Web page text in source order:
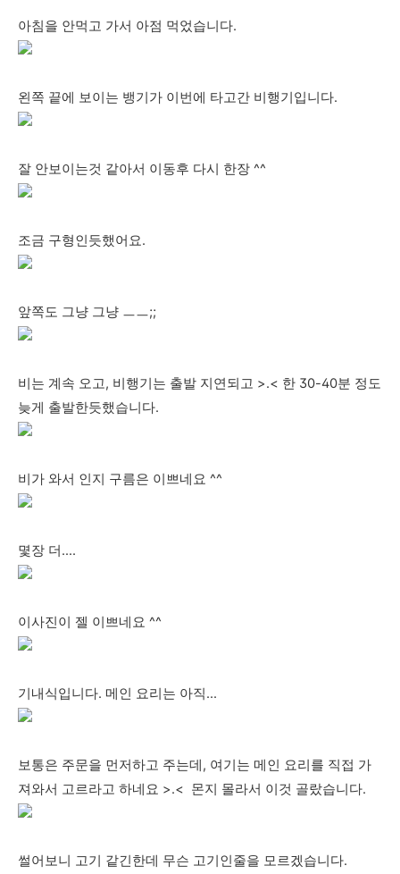
아침을 안먹고 가서 아점 먹었습니다.
왼쪽 끝에 보이는 뱅기가 이번에 타고간 비행기입니다.
잘 안보이는것 같아서 이동후 다시 한장 ^^
조금 구형인듯했어요.
앞쪽도 그냥 그냥 ㅡㅡ;;
비는 계속 오고, 비행기는 출발 지연되고 >.< 한 30-40분 정도
늦게 출발한듯했습니다.
비가 와서 인지 구름은 이쁘네요 ^^
몇장 더….
이사진이 젤 이쁘네요 ^^
기내식입니다. 메인 요리는 아직...
보통은 주문을 먼저하고 주는데, 여기는 메인 요리를 직접 가
져와서 고르라고 하네요 >.< 몬지 몰라서 이것 골랐습니다.
썰어보니 고기 같긴한데 무슨 고기인줄을 모르겠습니다.